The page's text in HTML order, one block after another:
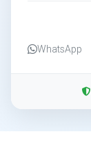
WhatsApp